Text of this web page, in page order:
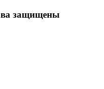
защищены